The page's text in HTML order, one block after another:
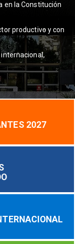
en la Constitución
productivo y con
2027